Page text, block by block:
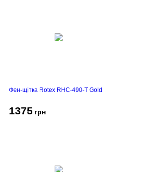
Фен-щітка Rotex RHC-490-T Gold
1375 грн